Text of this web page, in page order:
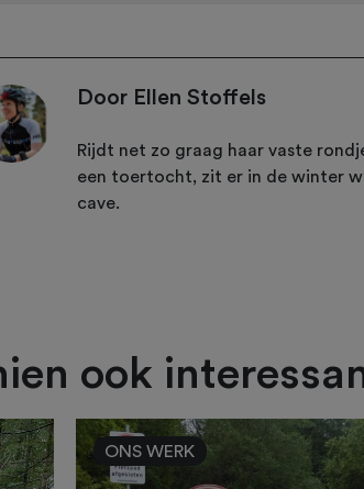
Door Ellen Stoffels
Rijdt net zo graag haar vaste
een toertocht, zit er in de winter
cave.
ook
ONS WERK